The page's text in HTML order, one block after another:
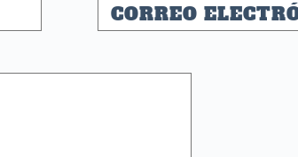
CORREO